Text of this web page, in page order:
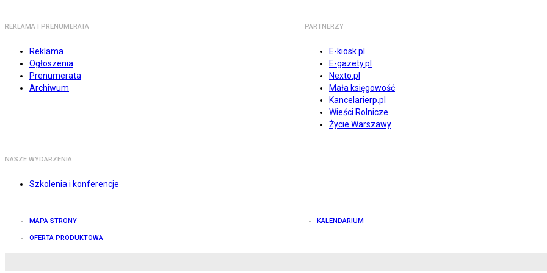
REKLAMA I PRENUMERATA
Reklama
Ogłoszenia
Prenumerata
Archiwum
PARTNERZY
E-kiosk.pl
E-gazety.pl
Nexto.pl
Mała księgowość
Kancelarierp.pl
Wieści Rolnicze
Życie Warszawy
NASZE WYDARZENIA
Szkolenia i konferencje
MAPA STRONY KALENDARIUM
OFERTA PRODUKTOWA